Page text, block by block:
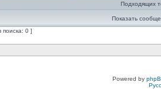
Подходящих
Показать
поиска: 0 ]
Powered by